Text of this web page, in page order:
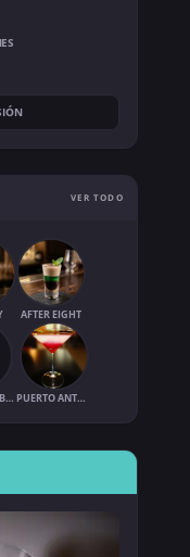
VER TODO
AFTER EIGHT
LLUVIA DE ABRIL PUERTO ANTONIO